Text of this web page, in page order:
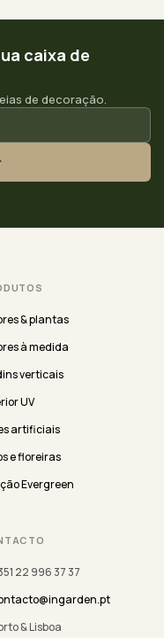
caixa de
de decoração.
& plantas
à medida
verticais
UV
artificiais
e floreiras
Evergreen
22 996 37 37
& Lisboa